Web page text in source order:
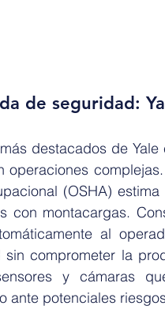
de seguridad:
destacados de
operaciones
(OSHA)
con montacargas.
al
comprometer la
y cámaras
ante potenciales